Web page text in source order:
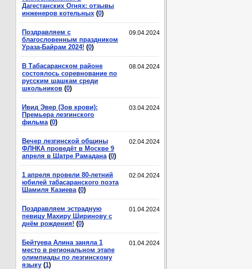
Дагестанских Огнях: отзывы
инженеров котельных (0)
09.04.2024
Поздравляем с
благословенным праздником
Ураза-Байрам 2024! (0)
08.04.2024
В Табасаранском районе
состоялось соревнование по
русским шашкам среди
школьников (0)
03.04.2024
Ивид Эвер (Зов крови):
Премьера лезгинского
фильма (0)
02.04.2024
Вечер лезгинской общины
ФЛНКА проведёт в Москве 9
апреля в Шатре Рамадана (0)
02.04.2024
1 апреля провели 80-летний
юбилей табасаранского поэта
Шамиля Казиева (0)
01.04.2024
Поздравляем эстрадную
певицу Махиру Ширинову с
днём рождения! (0)
01.04.2024
Бейтуева Алина заняла 1
место в региональном этапе
олимпиады по лезгинскому
языку (1)